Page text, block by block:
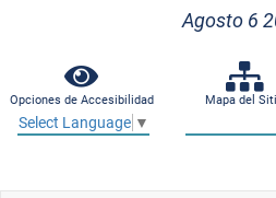
Agosto 6
Opciones de Accesibilidad Mapa del
Select Language ▼